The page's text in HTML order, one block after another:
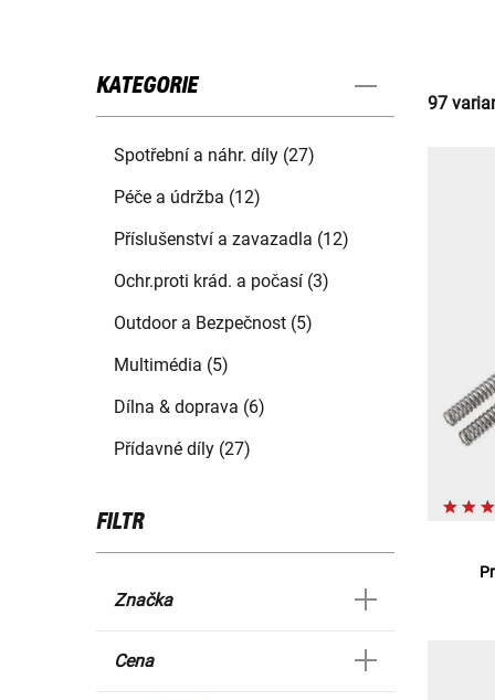
KATEGORIE
Spotřební a náhr. díly (27)
Péče a údržba (12)
Příslušenství a zavazadla (12)
Ochr.proti krád. a počasí (3)
Outdoor a Bezpečnost (5)
Multimédia (5)
Dílna & doprava (6)
Přídavné díly (27)
FILTR
Značka
Cena
97